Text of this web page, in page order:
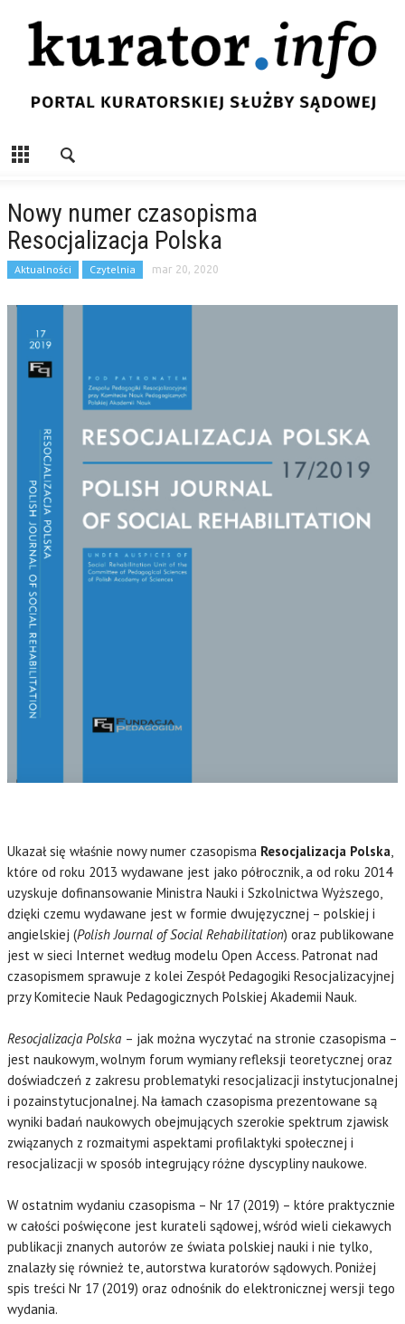
Nowy numer czasopisma
Resocjalizacja Polska
Aktualności Czytelnia mar 20, 2020
Ukazał się właśnie nowy numer czasopisma Resocjalizacja Polska,
które od roku 2013 wydawane jest jako półrocznik, a od roku 2014
uzyskuje dofinansowanie Ministra Nauki i Szkolnictwa Wyższego,
dzięki czemu wydawane jest w formie dwujęzycznej – polskiej i
angielskiej (Polish Journal of Social Rehabilitation) oraz publikowane
jest w sieci Internet według modelu Open Access. Patronat nad
czasopismem sprawuje z kolei Zespół Pedagogiki Resocjalizacyjnej
przy Komitecie Nauk Pedagogicznych Polskiej Akademii Nauk.
Resocjalizacja Polska – jak można wyczytać na stronie czasopisma –
jest naukowym, wolnym forum wymiany refleksji teoretycznej oraz
doświadczeń z zakresu problematyki resocjalizacji instytucjonalnej
i pozainstytucjonalnej. Na łamach czasopisma prezentowane są
wyniki badań naukowych obejmujących szerokie spektrum zjawisk
związanych z rozmaitymi aspektami profilaktyki społecznej i
resocjalizacji w sposób integrujący różne dyscypliny naukowe.
W ostatnim wydaniu czasopisma – Nr 17 (2019) – które praktycznie
w całości poświęcone jest kurateli sądowej, wśród wieli ciekawych
publikacji znanych autorów ze świata polskiej nauki i nie tylko,
znalazły się również te, autorstwa kuratorów sądowych. Poniżej
spis treści Nr 17 (2019) oraz odnośnik do elektronicznej wersji tego
wydania.